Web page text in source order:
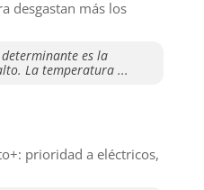
desgastan más los
es la
La temperatura ...
prioridad a eléctricos,